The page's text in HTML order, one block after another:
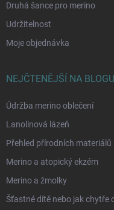
Druhá šance pro merino
Udržitelnost
Moje objednávka
NEJČTENĚJŠÍ NA BLOGU
Údržba merino oblečení
Lanolinová lázeň
Přehled přírodních materiálů
Merino a atopický ekzém
Merino a žmolky
Šťastné dítě nebo jak chytře